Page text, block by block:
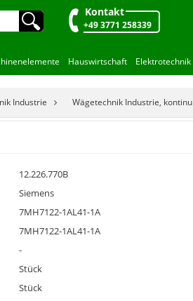
🔍︎ Kontakt
+49 3771 258339
Hauswirtschaft Elektrotechnik
Industrie Wägetechnik Industrie,
12.226.770B
Siemens
7MH7122-1AL41-1A
7MH7122-1AL41-1A
-
Stück
Stück